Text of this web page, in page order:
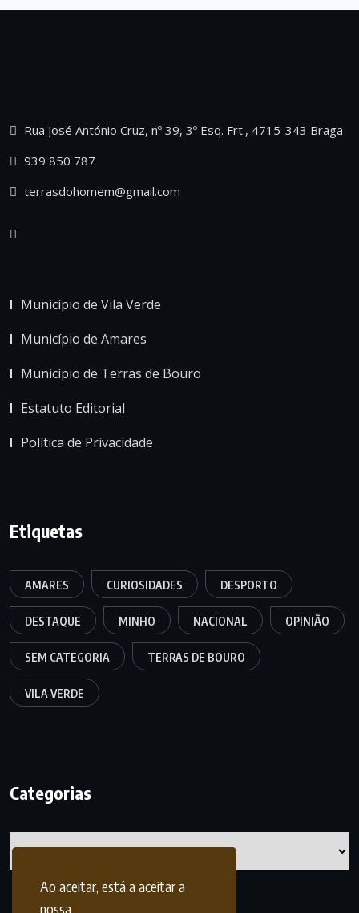
Ao aceitar, está a aceitar a
nossa
Rua José António Cruz, nº 39, 3º Esq. Frt., 4715-343 Braga
939 850 787
terrasdohomem@gmail.com
Município de Vila Verde
Município de Amares
Município de Terras de Bouro
Estatuto Editorial
Política de Privacidade
Etiquetas
AMARES CURIOSIDADES DESPORTO
DESTAQUE MINHO NACIONAL OPINIÃO
SEM CATEGORIA TERRAS DE BOURO
VILA VERDE
Categorias